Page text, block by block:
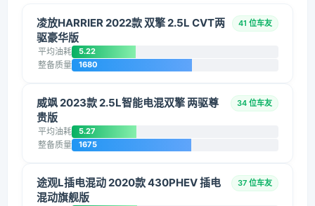
凌放HARRIER 2022款 双擎 2.5L CVT两
驱豪华版
41 位车友
平均油耗 5.22
整备质量 1680
威飒 2023款 2.5L智能电混双擎 两驱尊
贵版
34 位车友
平均油耗 5.27
整备质量 1675
途观L插电混动 2020款 430PHEV 插电
混动旗舰版
37 位车友